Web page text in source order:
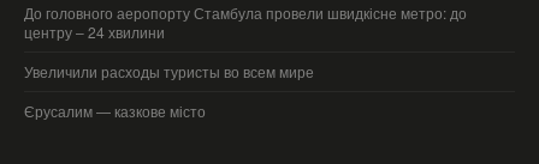
До головного аеропорту Стамбула провели швидкісне метро: до
центру – 24 хвилини
Увеличили расходы туристы во всем мире
Єрусалим — казкове місто